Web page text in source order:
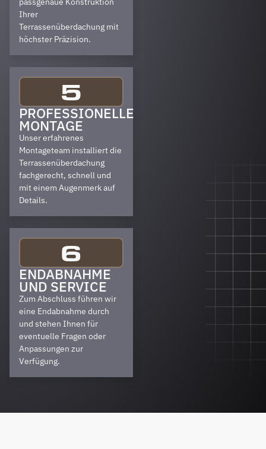
Ihrer
Terrassenüberdachung mit
höchster Präzision.
5
PROFESSIONELLE
MONTAGE
Unser erfahrenes
Montageteam installiert die
Terrassenüberdachung
fachgerecht, schnell und
mit einem Augenmerk auf
Details.
6
ENDABNAHME
UND SERVICE
Zum Abschluss führen wir
eine Endabnahme durch
und stehen Ihnen für
eventuelle Fragen oder
Anpassungen zur
Verfügung.